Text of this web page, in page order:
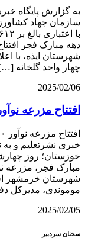
به گزارش پایگاه
سازمان جهاد
دهه مبارک فجر
شهرستان ایذه، با
چهار واحد گلخانه
2025/02/06
افتتاح مزرعه نوآور ۵۰۰ هکتاری در خرمشهر
خبری نشرتعلیم و
شهرستان خرمشهر
موموندی، مدیرکل
2025/02/05
سخنان سردبیر